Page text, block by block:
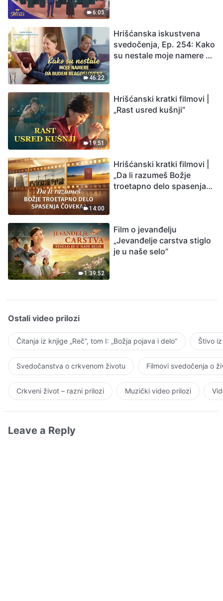
6:05
46:22
Hrišćanska iskustvena
svedočenja, Ep. 254: Kako
su nestale moje namere da
19:51
Hrišćanski kratki filmovi |
„Rast usred kušnji”
14:00
Hrišćanski kratki filmovi |
„Da li razumeš Božje
troetapno delo spasenja
1:39:52
Film o jevanđelju
„Jevanđelje carstva stiglo
je u naše selo”
Ostali video prilozi
Čitanja iz knjige „Reč”, tom I: „Božja pojava i delo” Štivo
Svedočanstva o crkvenom životu Filmovi svedočenja o
Crkveni život – razni prilozi Muzički video prilozi
Leave a Reply